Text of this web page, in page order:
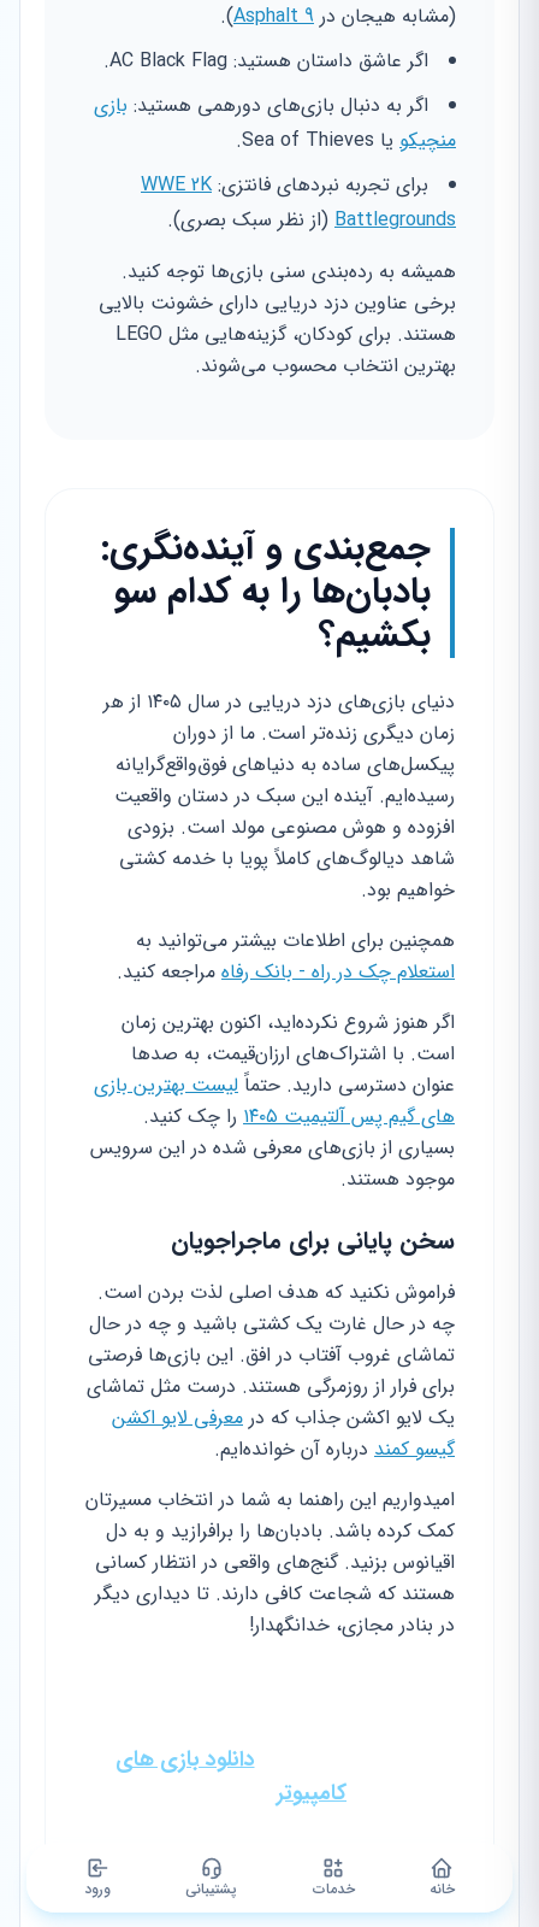
(مشابه هیجان در Asphalt 9
).
اگر عاشق داستان هستید: AC Black Flag.
اگر به دنبال بازی‌های دورهمی هستید: بازی
منچیکو یا Sea of Thieves.
برای تجربه نبردهای فانتزی: WWE 2K
Battlegrounds (از نظر سبک بصری).
همیشه به رده‌بندی سنی بازی‌ها توجه کنید.
برخی عناوین دزد دریایی دارای خشونت بالایی
هستند. برای کودکان، گزینه‌هایی مثل LEGO
بهترین انتخاب محسوب می‌شوند.
جمع‌بندی و آینده‌نگری:
بادبان‌ها را به کدام سو
بکشیم؟
دنیای بازی‌های دزد دریایی در سال ۱۴۰۵ از هر
زمان دیگری زنده‌تر است. ما از دوران
پیکسل‌های ساده به دنیاهای فوق‌واقع‌گرایانه
رسیده‌ایم. آینده این سبک در دستان واقعیت
افزوده و هوش مصنوعی مولد است. بزودی
شاهد دیالوگ‌های کاملاً پویا با خدمه کشتی
خواهیم بود.
همچنین برای اطلاعات بیشتر می‌توانید به
استعلام چک در راه - بانک رفاه مراجعه کنید.
اگر هنوز شروع نکرده‌اید، اکنون بهترین زمان
است. با اشتراک‌های ارزان‌قیمت، به صدها
عنوان دسترسی دارید. حتماً لیست بهترین بازی
های گیم پس آلتیمیت ۱۴۰۵
را چک کنید.
بسیاری از بازی‌های معرفی شده در این سرویس
موجود هستند.
سخن پایانی برای ماجراجویان
فراموش نکنید که هدف اصلی لذت بردن است.
چه در حال غارت یک کشتی باشید و چه در حال
تماشای غروب آفتاب در افق. این بازی‌ها فرصتی
برای فرار از روزمرگی هستند. درست مثل تماشای
یک لایو اکشن جذاب که در معرفی لایو اکشن
گیسو کمند درباره آن خوانده‌ایم.
امیدواریم این راهنما به شما در انتخاب مسیرتان
کمک کرده باشد. بادبان‌ها را برافرازید و به دل
اقیانوس بزنید. گنج‌های واقعی در انتظار کسانی
هستند که شجاعت کافی دارند. تا دیداری دیگر
در بنادر مجازی، خدانگهدار!
آپدیت‌ها، به بخشدانلود بازی های
کامپیوتر
خانه خدمات پشتیبانی ورود